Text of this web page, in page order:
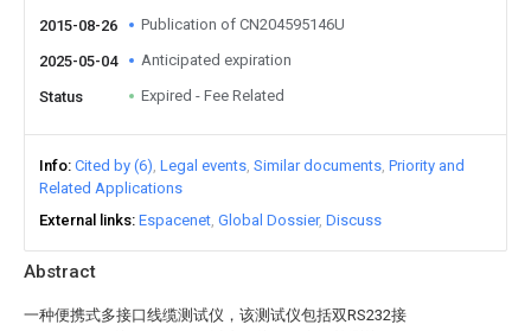
Abstract
一种便携式多接口线缆测试仪，该测试仪包括双RS232接
2015-08-26 Publication of CN204595146U
2025-05-04 Anticipated expiration
Status Expired - Fee Related
Info Cited by (6) Legal events Similar documents Priority and
Related Applications
External links Espacenet Global Dossier Discuss